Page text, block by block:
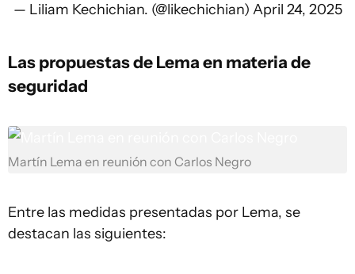
— Liliam Kechichian. (@likechichian) April 24, 2025
Las propuestas de Lema en materia de
seguridad
Martín Lema en reunión con Carlos Negro
Entre las medidas presentadas por Lema, se
destacan las siguientes: